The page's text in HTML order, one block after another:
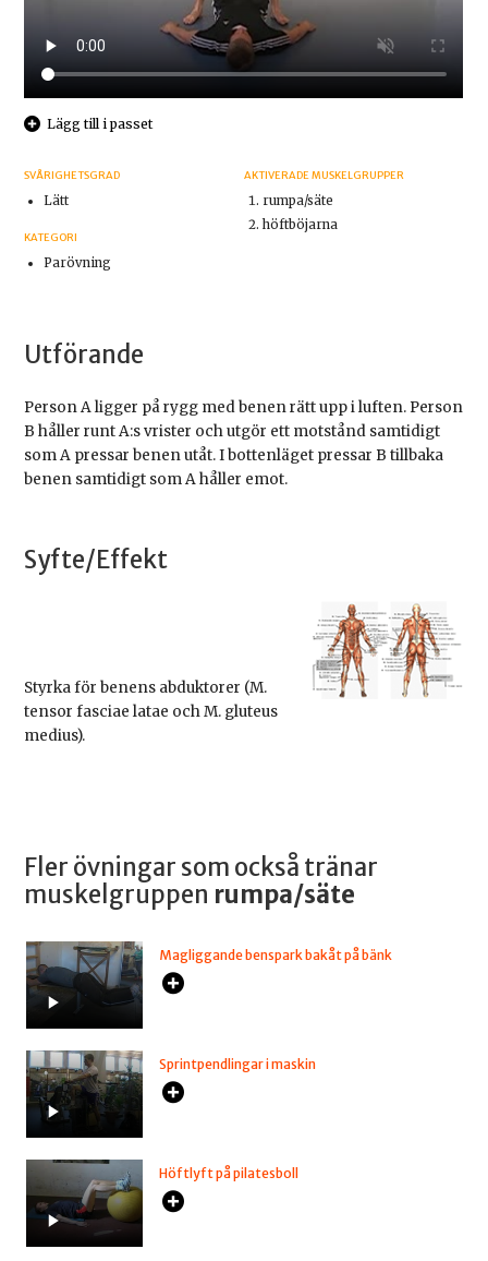
Lägg till i passet
SVÅRIGHETSGRAD
Lätt
KATEGORI
Parövning
AKTIVERADE MUSKELGRUPPER
rumpa/säte
höftböjarna
Utförande
Person A ligger på rygg med benen rätt upp i luften. Person
B håller runt A:s vrister och utgör ett motstånd samtidigt
som A pressar benen utåt. I bottenläget pressar B tillbaka
benen samtidigt som A håller emot.
Syfte/Effekt
Styrka för benens abduktorer (M.
tensor fasciae latae och M. gluteus
medius).
Fler övningar som också tränar
muskelgruppen rumpa/säte
Magliggande benspark bakåt på bänk
Sprintpendlingar i maskin
Höftlyft på pilatesboll